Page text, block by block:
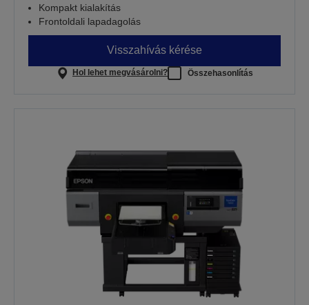
Kompakt kialakítás
Frontoldali lapadagolás
Visszahívás kérése
Hol lehet megvásárolni? Összehasonlítás